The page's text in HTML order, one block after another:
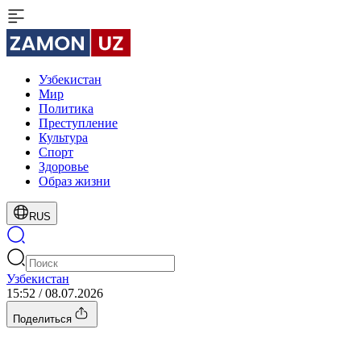
Узбекистан
Мир
Политика
Преступление
Культура
Спорт
Здоровье
Образ жизни
RUS
Узбекистан
15:52 / 08.07.2026
Поделиться